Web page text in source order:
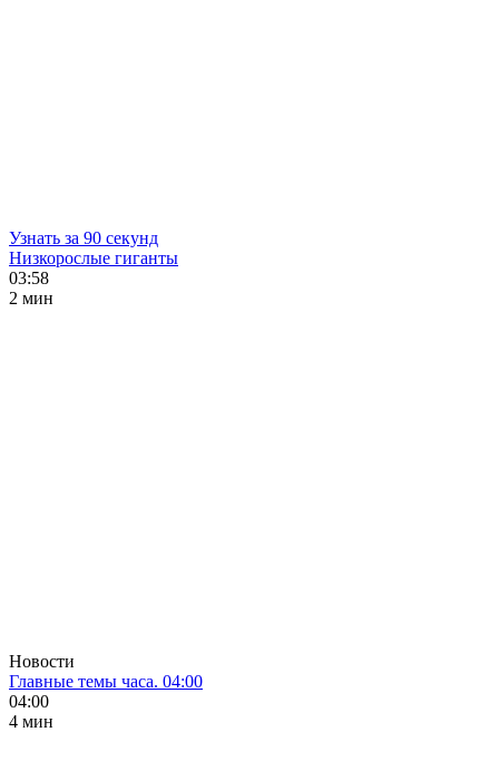
Узнать за 90 секунд
Низкорослые гиганты
03:58
2 мин
Новости
Главные темы часа. 04:00
04:00
4 мин